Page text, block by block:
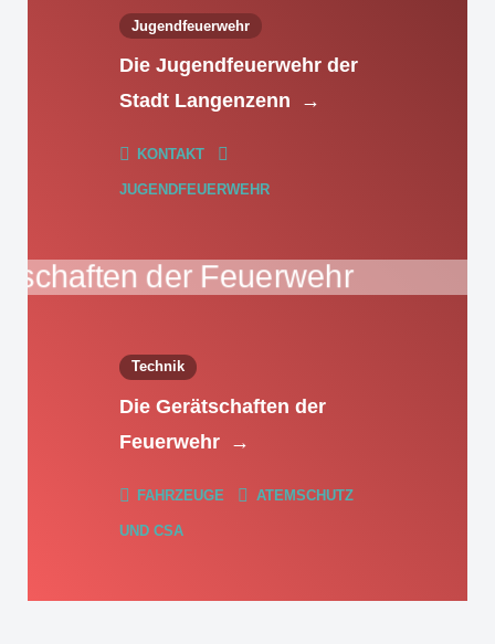
Jugendfeuerwehr
Die Jugendfeuerwehr der
Stadt Langenzenn
→
KONTAKT
JUGENDFEUERWEHR
Technik
Die Gerätschaften der
Feuerwehr →
FAHRZEUGE ATEMSCHUTZ
UND CSA